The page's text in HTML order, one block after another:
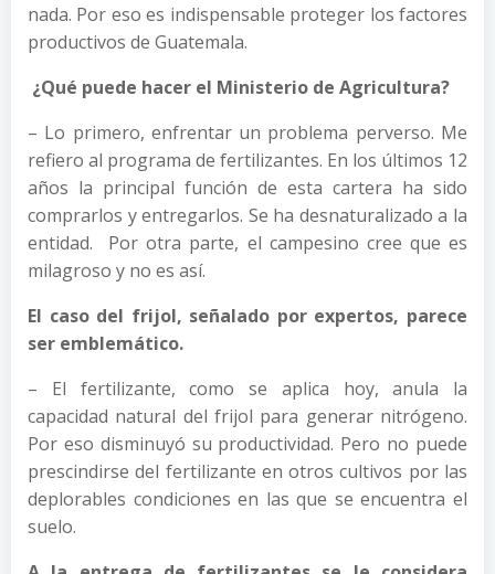
nada. Por eso es indispensable proteger los factores
productivos de Guatemala.
¿Qué puede hacer el Ministerio de Agricultura?
– Lo primero, enfrentar un problema perverso. Me
refiero al programa de fertilizantes. En los últimos 12
años la principal función de esta cartera ha sido
comprarlos y entregarlos. Se ha desnaturalizado a la
entidad. Por otra parte, el campesino cree que es
milagroso y no es así.
El caso del frijol, señalado por expertos, parece
ser emblemático.
– El fertilizante, como se aplica hoy, anula la
capacidad natural del frijol para generar nitrógeno.
Por eso disminuyó su productividad. Pero no puede
prescindirse del fertilizante en otros cultivos por las
deplorables condiciones en las que se encuentra el
suelo.